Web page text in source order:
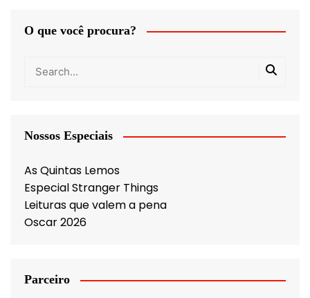
O que você procura?
Nossos Especiais
As Quintas Lemos
Especial Stranger Things
Leituras que valem a pena
Oscar 2026
Parceiro